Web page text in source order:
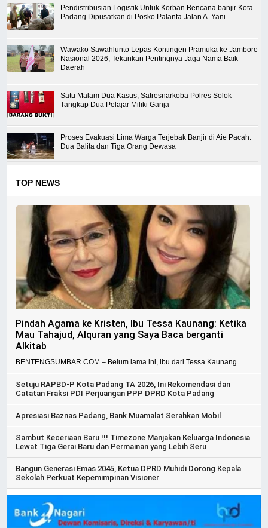
Pendistribusian Logistik Untuk Korban Bencana banjir Kota
Padang Dipusatkan di Posko Palanta Jalan A. Yani
Wawako Sawahlunto Lepas Kontingen Pramuka ke Jambore
Nasional 2026, Tekankan Pentingnya Jaga Nama Baik
Daerah
Satu Malam Dua Kasus, Satresnarkoba Polres Solok
Tangkap Dua Pelajar Miliki Ganja
Proses Evakuasi Lima Warga Terjebak Banjir di Aie Pacah:
Dua Balita dan Tiga Orang Dewasa
TOP NEWS
Pindah Agama ke Kristen, Ibu Tessa Kaunang: Ketika
Mau Tahajud, Alquran yang Saya Baca berganti
Alkitab
BENTENGSUMBAR.COM – Belum lama ini, ibu dari Tessa Kaunang...
Setuju RAPBD-P Kota Padang TA 2026, Ini Rekomendasi dan
Catatan Fraksi PDI Perjuangan PPP DPRD Kota Padang
Apresiasi Baznas Padang, Bank Muamalat Serahkan Mobil
Sambut Keceriaan Baru !!! Timezone Manjakan Keluarga Indonesia
Lewat Tiga Gerai Baru dan Permainan yang Lebih Seru
Bangun Generasi Emas 2045, Ketua DPRD Muhidi Dorong Kepala
Sekolah Perkuat Kepemimpinan Visioner